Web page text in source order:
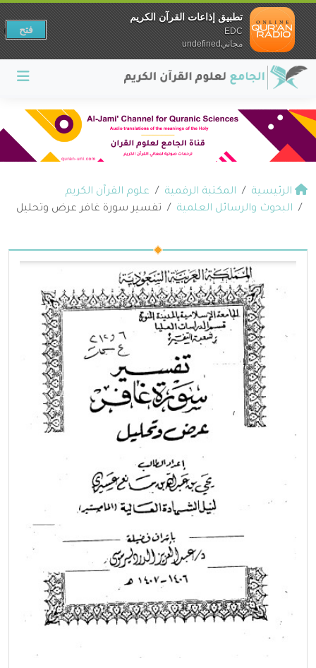
الرئيسية المكتبة الرقمية
علوم القرآن الكريم
البحوث والرسائل العلمية
تفسير سورة غافر عرض وتحليل
تطبيق إذاعات القرآن الكريم
EDC
مجانيundefined
فتح